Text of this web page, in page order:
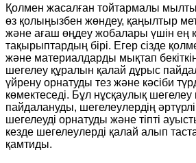
Қолмен жасалған тойтармалы
өз қолыңызбен жөндеу, қаңылтыр
және ағаш өңдеу жобалары үшін ең
тақырыптардың бірі. Егер сізде
және материалдарды мықтап
шегелеу құралын қалай дұрыс
үйрену орнатуды тез және кәсіби
көмектеседі. Бұл нұсқаулық
пайдалануды, шегелеулердің
шегелеуді орнатуды және тіпті
кезде шегелеулерді қалай алып
қамтиды.